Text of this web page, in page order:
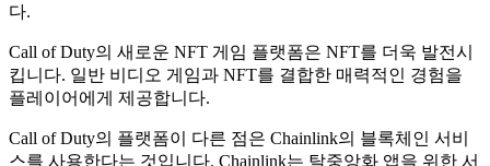
다.
Call of Duty의 새로운 NFT 게임 플랫폼은 NFT를 더욱 발전시
킵니다. 일반 비디오 게임과 NFT를 결합한 매력적인 경험을
플레이어에게 제공합니다.
Call of Duty의 플랫폼이 다른 점은 Chainlink의 블록체인 서비
스를 사용한다는 것입니다. Chainlink는 탈중앙화 앱을 위한 서